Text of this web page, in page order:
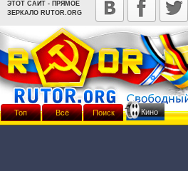
ЭТОТ САЙТ - ПРЯМОЕ
ЗЕРКАЛО RUTOR.ORG